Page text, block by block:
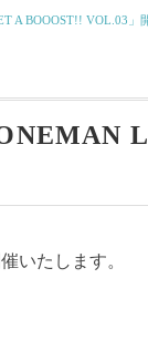
A BOOOST!! VOL.03」
いたします。